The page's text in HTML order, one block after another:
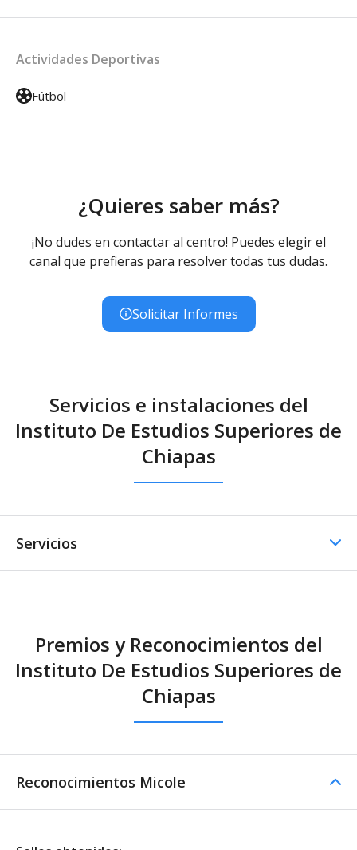
Actividades Deportivas
Fútbol
¿Quieres saber más?
¡No dudes en contactar al centro! Puedes elegir el
canal que prefieras para resolver todas tus dudas.
Solicitar Informes
Servicios e instalaciones del
Instituto De Estudios Superiores de
Chiapas
Servicios
Comedor / Cafetería -
Cocina propia
Premios y Reconocimientos del
Instituto De Estudios Superiores de
Chiapas
Reconocimientos Micole